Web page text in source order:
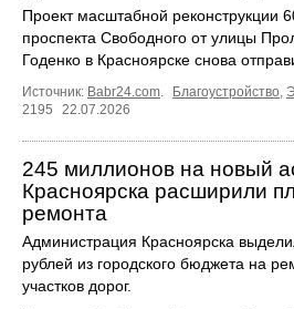
Проект масштабной реконструкции
проспекта Свободного от улицы
Годенко в Красноярске снова
Источник: Babr24.com. Благоустройство,
2195
22.07.2026
245 миллионов на новый
Красноярска расширили
ремонта
Администрация Красноярска
рублей из городского бюджета на
участков дорог.